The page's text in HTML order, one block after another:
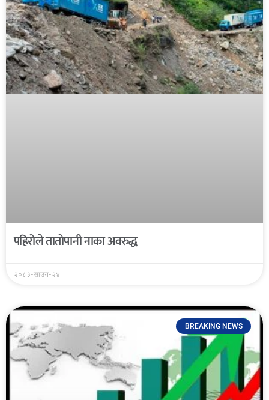
पहिरोले तातोपानी नाका अवरुद्ध
२०८३-साउन-२४
BREAKING NEWS